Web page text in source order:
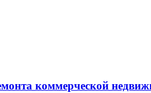
коммерческой